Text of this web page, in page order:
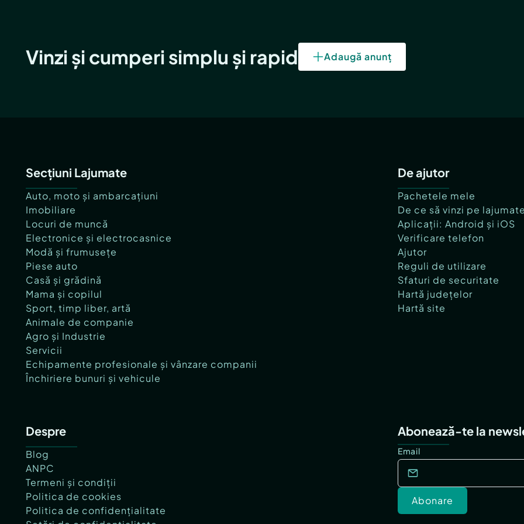
Vinzi și cumperi simplu și rapid Adaugă anunț
Secțiuni Lajumate
Auto, moto și ambarcațiuni
Imobiliare
Locuri de muncă
Electronice și electrocasnice
Modă și frumusețe
Piese auto
Casă și grădină
Mama și copilul
Sport, timp liber, artă
Animale de companie
Agro și Industrie
Servicii
Echipamente profesionale și vânzare companii
Închiriere bunuri și vehicule
De ajutor
Pachetele mele
De ce să vinzi pe
Aplicații: Android și iOS
Verificare telefon
Ajutor
Reguli de utilizare
Sfaturi de securitate
Hartă județelor
Hartă site
Despre
Blog
ANPC
Termeni și condiții
Politica de cookies
Politica de confidențialitate
Abonează-te la
Email
Abonare